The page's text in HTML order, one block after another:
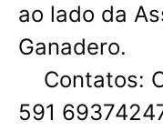
ao lado da
Ganadero.
Contatos:
591